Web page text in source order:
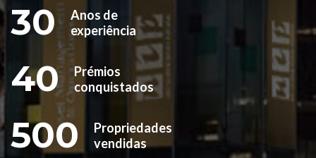
30
Anos de
experiência
40
Prémios
conquistados
500
Propriedades
vendidas